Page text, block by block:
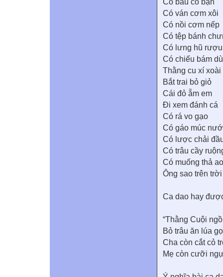
Có bầu có bạn
Có ván cơm xôi
Có nồi cơm nếp
Có tệp bánh
Có lưng hũ rượu
Có chiếu bám dù
Thằng cu xí xoài
Bắt trai bỏ giỏ
Cái đỏ ẵm em
Đi xem đánh cá
Có rá vo gạo
Có gáo múc
Có lược chải
Có trâu cầy
Có muống thả ao
Ông sao trên trời
Ca dao hay
“Thằng Cuội
Bỏ trâu ăn lúa
Cha còn cắt cỏ
Mẹ còn cưỡi